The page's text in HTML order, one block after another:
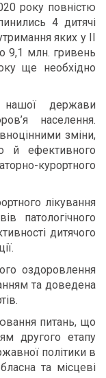
року повністю
4 дитячі
яких у ІІ
9,1 млн. гривень
ще необхідно
нашої держави
населення.
зміни,
й ефективного
курортного
лікування
патологічного
дитячого
оздоровлення
та доведена
питань, що
другого етапу
політики в
та місцеві